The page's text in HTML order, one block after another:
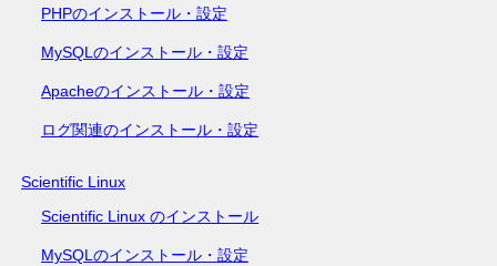
PHPのインストール・設定
MySQLのインストール・設定
Apacheのインストール・設定
ログ関連のインストール・設定
Scientific Linux
Scientific Linux のインストール
MySQLのインストール・設定